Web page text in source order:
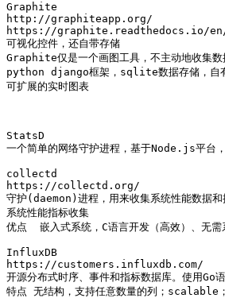
Graphite
http://graphiteapp.org/
https://graphite.readthedocs.io/
可视化控件，还自带存储
Graphite仅是一个画图工具，不主动地收集数
python django框架，sqlite数据存储，自有
可扩展的实时图表
StatsD
一个简单的网络守护进程，基于Node.js平台
collectd
https://collectd.org/
守护(daemon)进程，用来收集系统性能数据和
系统性能指标收集
优点  嵌入式系统，C语言开发（高效）、无
InfluxDB
https://customers.influxdb.com/
开源分布式时序、事件和指标数据库。使用Go
特点 无结构，支持任意数量的列；scalable